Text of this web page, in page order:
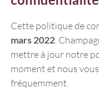
Cette politique de
mars 2022.
mettre à jour notre
moment et nous
fréquemment.